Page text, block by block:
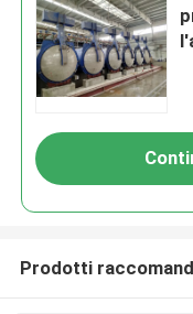
Prodotti